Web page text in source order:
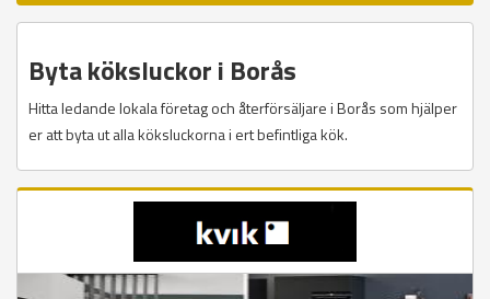
Byta köksluckor i Borås
Hitta ledande lokala företag och återförsäljare i Borås som hjälper
er att byta ut alla köksluckorna i ert befintliga kök.